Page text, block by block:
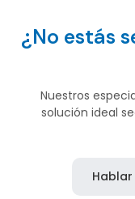
¿No estás
Nuestros
solución ideal